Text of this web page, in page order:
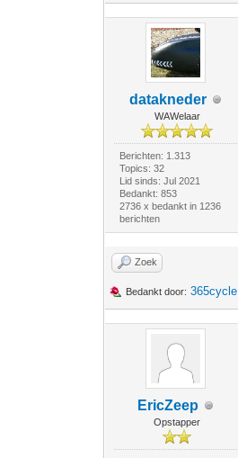
datakneder
WAWelaar
Berichten: 1.313
Topics: 32
Lid sinds: Jul 2021
Bedankt: 853
2736 x bedankt in 1236
berichten
Zoek
Bedankt door: 365cycle
EricZeep
Opstapper